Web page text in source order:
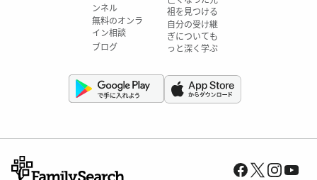
ンネル
無料のオンラ
イン相談
ブログ
祖を見つける
自分の受け継
ぎについても
っと深く学ぶ